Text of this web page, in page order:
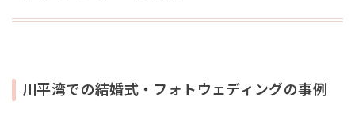
川平湾での結婚式・フォトウェディングの事例